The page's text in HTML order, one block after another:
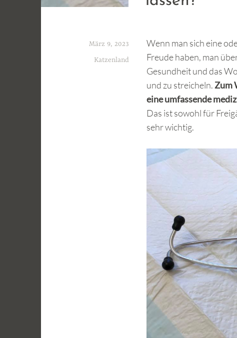
März 9, 2023
Katzenland
Wenn man sich eine
Freude haben, man
Gesundheit und das
und zu streicheln.Zum
eine umfassende
Das ist sowohl für
sehr wichtig.